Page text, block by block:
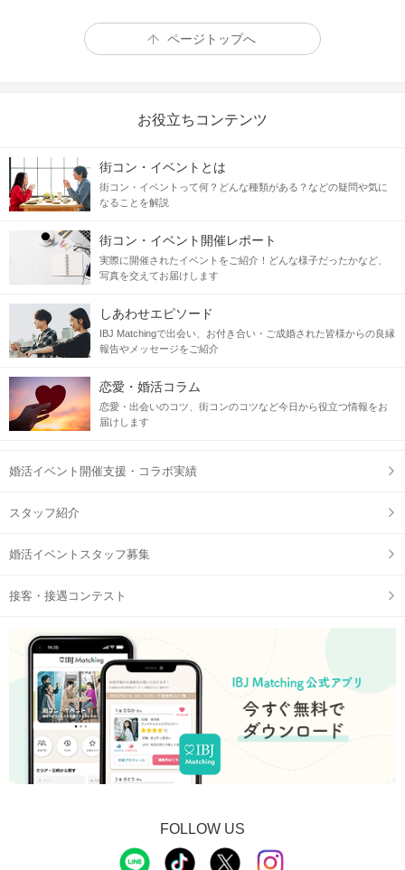
ページトップへ
お役立ちコンテンツ
街コン・イベントとは
街コン・イベントって何？どんな種類がある？などの疑問や気に
なることを解説
街コン・イベント開催レポート
実際に開催されたイベントをご紹介！どんな様子だったかなど、
写真を交えてお届けします
しあわせエピソード
IBJ Matchingで出会い、お付き合い・ご成婚された皆様からの良縁
報告やメッセージをご紹介
恋愛・婚活コラム
恋愛・出会いのコツ、街コンのコツなど今日から役立つ情報をお
届けします
婚活イベント開催支援・コラボ実績
スタッフ紹介
婚活イベントスタッフ募集
接客・接遇コンテスト
FOLLOW US